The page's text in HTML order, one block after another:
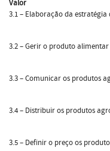
Valor
3.1 – Elaboração da
3.2 – Gerir o produto alimentar
3.3 – Comunicar os produtos
3.4 – Distribuir os produtos
3.5 – Definir o preço os